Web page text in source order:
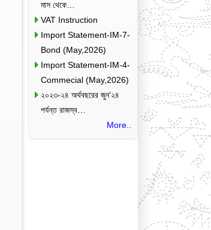
মাস থেকে…
VAT Instruction
Import Statement-IM-7-
Bond (May,2026)
Import Statement-IM-4-
Commecial (May,2026)
২০২৩-২৪ অর্থবছরের জুন’২৪
পর্যন্ত রাজস্ব…
More..